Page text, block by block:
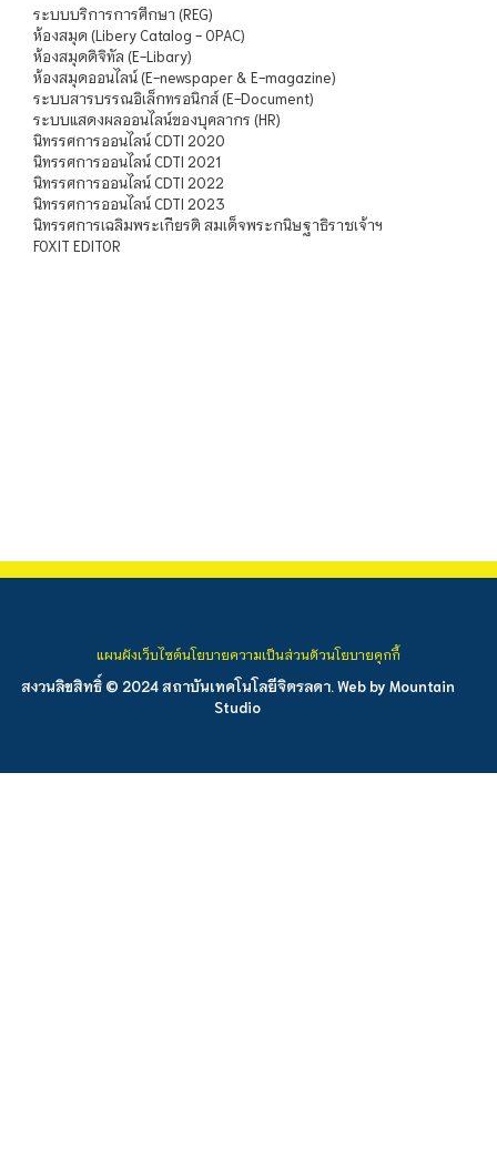
ระบบบริการการศึกษา (REG)
ห้องสมุด (Libery Catalog - OPAC)
ห้องสมุดดิจิทัล (E-Libary)
ห้องสมุดออนไลน์ (E-newspaper & E-magazine)
ระบบสารบรรณอิเล็กทรอนิกส์ (E-Document)
ระบบแสดงผลออนไลน์ของบุคลากร (HR)
นิทรรศการออนไลน์ CDTI 2020
นิทรรศการออนไลน์ CDTI 2021
นิทรรศการออนไลน์ CDTI 2022
นิทรรศการออนไลน์ CDTI 2023
นิทรรศการเฉลิมพระเกียรติ สมเด็จพระกนิษฐาธิราชเจ้าฯ
FOXIT EDITOR
สงวนลิขสิทธิ์ © 2024 สถาบันเทคโนโลยีจิตรลดา. Web by Mountain
Studio
แผนผังเว็บไซต์นโยบายความเป็นส่วนตัวนโยบายคุกกี้